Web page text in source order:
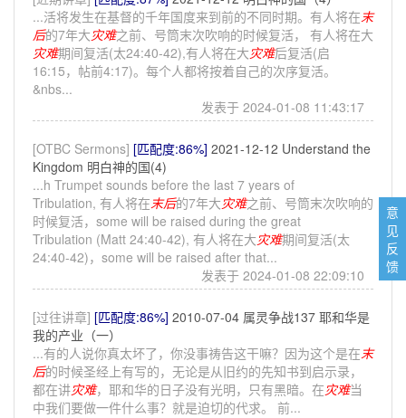
...活将发生在基督的千年国度来到前的不同时期。有人将在末
后的7年大灾难之前、号筒末次吹响的时候复活， 有人将在大
灾难期间复活(太24:40-42),有人将在大灾难后复活(启
16:15，帖前4:17)。每个人都将按着自己的次序复活。
&nbs...
发表于 2024-01-08 11:43:17
[OTBC Sermons] [匹配度:86%] 2021-12-12 Understand the
Kingdom 明白神的国(4)
...h Trumpet sounds before the last 7 years of
Tribulation, 有人将在末后的7年大灾难之前、号筒末次吹响的
时候复活，some will be raised during the great
Tribulation (Matt 24:40-42), 有人将在大灾难期间复活(太
24:40-42)，some will be raised after that...
发表于 2024-01-08 22:09:10
[过往讲章] [匹配度:86%] 2010-07-04 属灵争战137 耶和华是
我的产业（一）
...有的人说你真太坏了，你没事祷告这干嘛？因为这个是在末
后的时候圣经上有写的，无论是从旧约的先知书到启示录，
都在讲灾难，耶和华的日子没有光明，只有黑暗。在灾难当
中我们要做一件什么事？就是迫切的代求。 前...
意
见
反
馈